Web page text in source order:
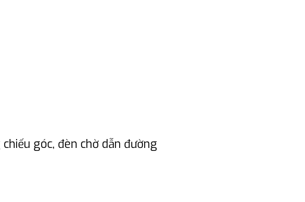
góc, đèn chờ dẫn đường